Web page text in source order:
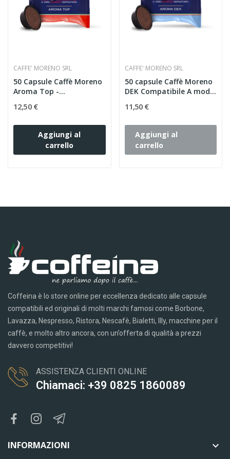
CAFFE' MORENO SRL
50 Capsule Caffè Moreno
Aroma Top -
12,50 €
Aggiungi al
carrello
CAFFE' MORENO SRL
50 capsule Caffè Moreno
DEK Compatibile A modo
11,50 €
Aggiungi al
carrello
Coffeina è lo store online per eccellenza dedicato alle capsule
compatibili ed originali di molti marchi famosi come Borbone,
Lavazza, Nespresso, Ristora, Nescafè, Bialetti, Illy, macchine per il
caffè, e molto altro ancora, con un’offerta di qualità a prezzi
davvero competitivi!
ASSISTENZA CLIENTI ONLINE
Chiamaci: +39 0825 1860089
INFORMAZIONI 